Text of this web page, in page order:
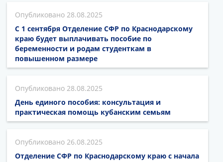
28.08.2025
С 1 сентября Отделение СФР по Краснодарскому
краю будет выплачивать пособие по
беременности и родам студенткам в
повышенном размере
28.08.2025
День единого пособия: консультация и
практическая помощь кубанским семьям
26.08.2025
Отделение СФР по Краснодарскому краю с начала